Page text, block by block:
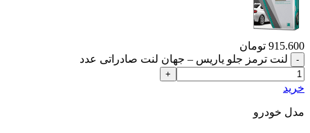
915.600 تومان
لنت ترمز جلو یاریس – جهان لنت صادراتی عدد
خرید
مدل خودرو